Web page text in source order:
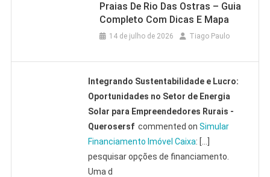
Praias De Rio Das Ostras – Guia
Completo Com Dicas E Mapa
14 de julho de 2026 Tiago Paulo
Integrando Sustentabilidade e Lucro:
Oportunidades no Setor de Energia
Solar para Empreendedores Rurais -
Querosersf commented onSimular
Financiamento Imóvel Caixa: […]
pesquisar opções de financiamento.
Uma d